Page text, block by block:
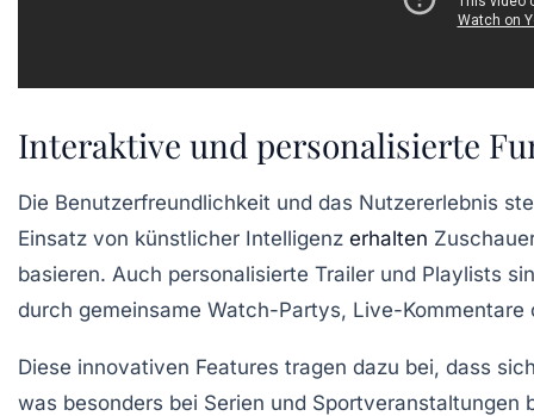
Interaktive und personalisierte
Die Benutzerfreundlichkeit und das Nutzererlebnis
Einsatz von künstlicher Intelligenz erhalten
basieren. Auch personalisierte Trailer und Playlists
durch gemeinsame Watch-Partys, Live-
Diese innovativen Features tragen dazu bei, dass
was besonders bei Serien und